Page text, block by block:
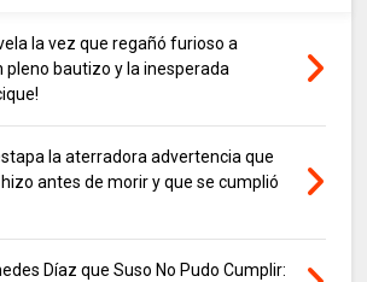
la vez que regañó furioso a
pleno bautizo y la inesperada
la aterradora advertencia que
antes de morir y que se cumplió
Díaz que Suso No Pudo Cumplir: